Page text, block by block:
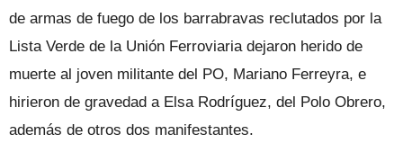
de armas de fuego de los barrabravas reclutados por la
Lista Verde de la Unión Ferroviaria dejaron herido de
muerte al joven militante del PO, Mariano Ferreyra, e
hirieron de gravedad a Elsa Rodríguez, del Polo Obrero,
además de otros dos manifestantes.